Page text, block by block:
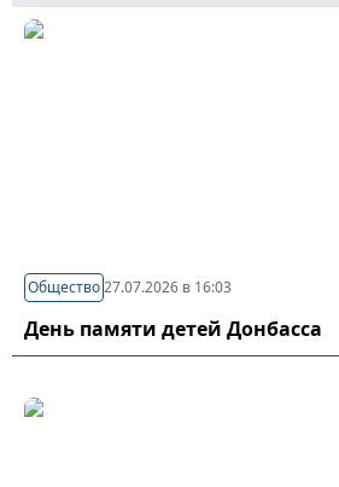
Общество27.07.2026 в 16:03
День памяти детей Донбасса